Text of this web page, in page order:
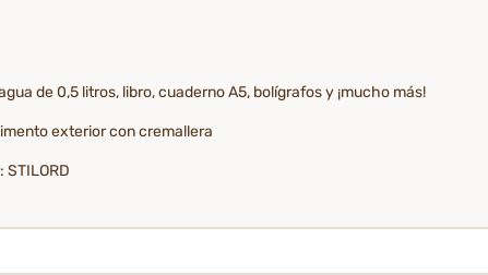
de 0,5 litros, libro, cuaderno A5, bolígrafos y ¡mucho más!
exterior con cremallera